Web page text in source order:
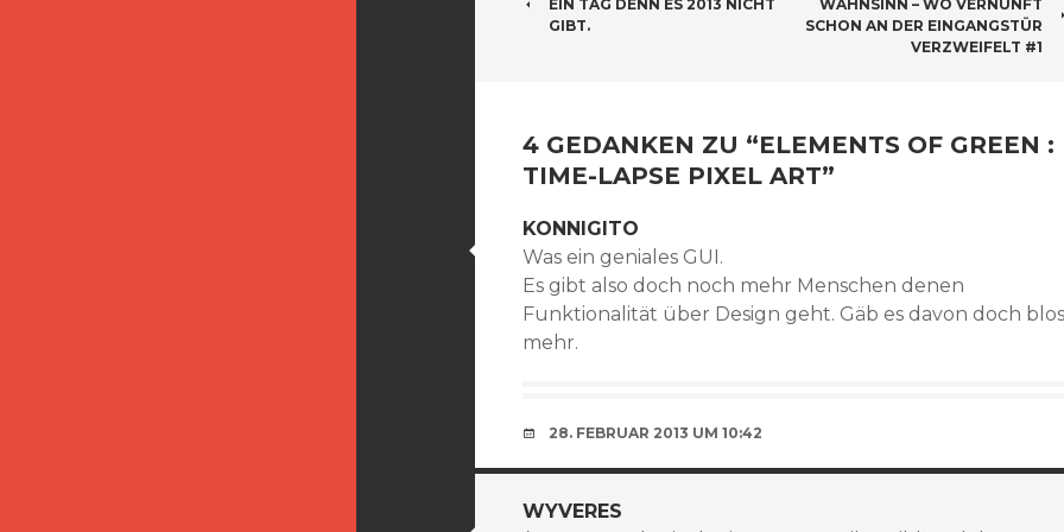
EIN TAG DENN ES 2013 NICHT
GIBT.
WAHNSINN – WO VERNUNFT
SCHON AN DER EINGANGSTÜR
VERZWEIFELT #1
4 GEDANKEN ZU “ELEMENTS OF GREEN :
TIME-LAPSE PIXEL ART”
KONNIGITO
Was ein geniales GUI.
Es gibt also doch noch mehr Menschen denen
Funktionalität über Design geht. Gäb es davon doch blos
mehr.
28. FEBRUAR 2013 UM 10:42
WYVERES